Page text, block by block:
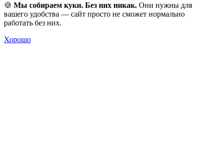
🍪 Мы собираем куки. Без них никак. Они нужны для
вашего удобства — сайт просто не сможет нормально
работать без них.
Хорошо